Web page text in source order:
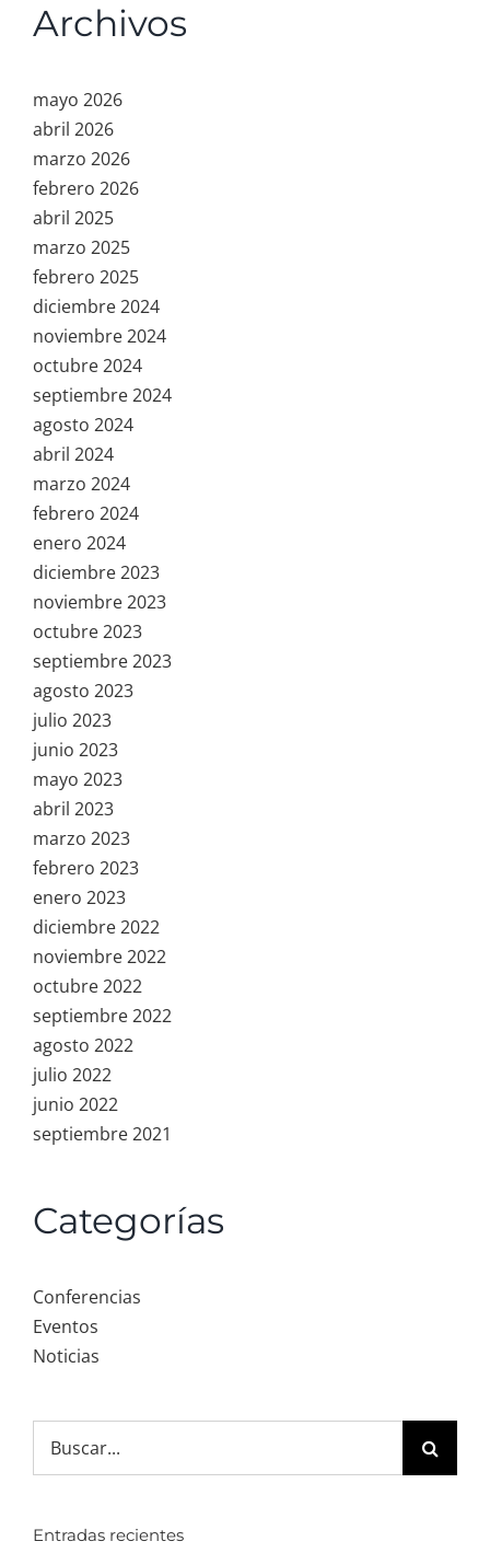
Archivos
mayo 2026
abril 2026
marzo 2026
febrero 2026
abril 2025
marzo 2025
febrero 2025
diciembre 2024
noviembre 2024
octubre 2024
septiembre 2024
agosto 2024
abril 2024
marzo 2024
febrero 2024
enero 2024
diciembre 2023
noviembre 2023
octubre 2023
septiembre 2023
agosto 2023
julio 2023
junio 2023
mayo 2023
abril 2023
marzo 2023
febrero 2023
enero 2023
diciembre 2022
noviembre 2022
octubre 2022
septiembre 2022
agosto 2022
julio 2022
junio 2022
septiembre 2021
Categorías
Conferencias
Eventos
Noticias
for:
Entradas recientes